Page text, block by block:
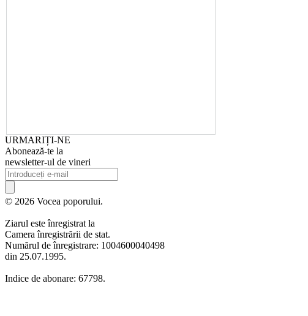
URMARIȚI-NE
Abonează-te la
newsletter-ul de vineri
© 2026 Vocea poporului.
Ziarul este înregistrat la
Camera înregistrării de stat.
Numărul de înregistrare: 1004600040498
din 25.07.1995.
Indice de abonare: 67798.